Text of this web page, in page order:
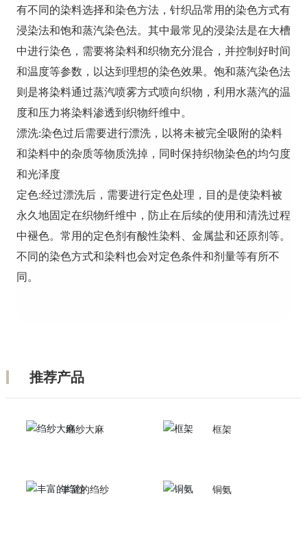
有不同的染料选择和染色方法，针织品常用的染色方式有
浸染法和饱和蒸汽染色法。其中最常见的浸染法是在大槽
中进行染色，需要将染料和织物充分混合，并控制好时间
和温度等参数，以达到理想的染色效果。饱和蒸汽染色法
则是将染料通过蒸汽喷雾方式喷向织物，利用水蒸汽的温
度和压力将染料渗透到织物纤维中。
漂洗:染色过后需要进行漂洗，以将未被完全吸附的染料
和染料中的杂质等物质洗掉，同时保持织物染色的均匀度
和光泽度
定色:经过漂洗后，需要进行定色处理，目的是使染料被
永久地固定在织物纤维中，防止在后续的使用和清洗过程
中褪色。常用的定色剂有酸性染料、金属盐和还原剂等。
不同的染色方式和染料也会对定色条件和剂量等有所不
同。
推荐产品
绉纱大麻 框架
丰富的绉纱 铜氨